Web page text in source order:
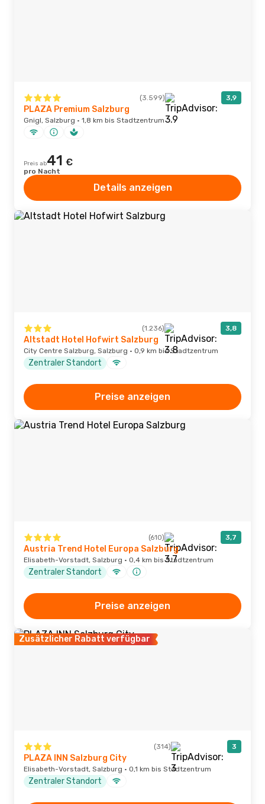
(3.599) 3,9
PLAZA Premium Salzburg
Gnigl, Salzburg · 1,8 km bis Stadtzentrum
Preis ab41 €
pro Nacht
Details anzeigen
(1.236) 3,8
Altstadt Hotel Hofwirt Salzburg
City Centre Salzburg, Salzburg · 0,9 km bis Stadtzentrum
Zentraler Standort
Preise anzeigen
(610) 3,7
Austria Trend Hotel Europa Salzburg
Elisabeth-Vorstadt, Salzburg · 0,4 km bis Stadtzentrum
Zentraler Standort
Preise anzeigen
Zusätzlicher Rabatt verfügbar
(314) 3
PLAZA INN Salzburg City
Elisabeth-Vorstadt, Salzburg · 0,1 km bis Stadtzentrum
Zentraler Standort